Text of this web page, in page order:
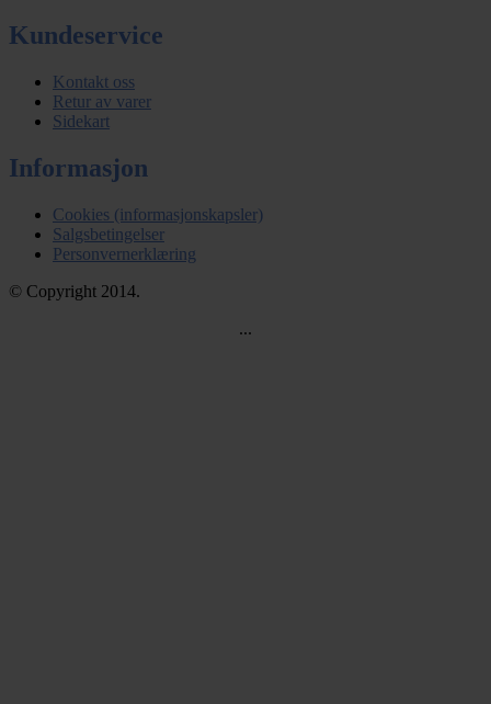
Kundeservice
Kontakt oss
Retur av varer
Sidekart
Informasjon
Cookies (informasjonskapsler)
Salgsbetingelser
Personvernerklæring
© Copyright 2014.
...